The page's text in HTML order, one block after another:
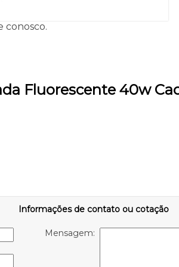
conosco.
Fluorescente 40w
Informações de contato ou cotação
Mensagem: